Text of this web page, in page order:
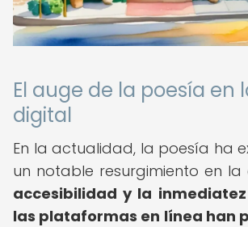
El auge de la poesía en
digital
En la actualidad, la poesía ha
un notable resurgimiento en la
accesibilidad y la
las plataformas en línea han